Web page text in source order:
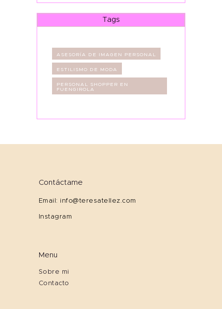
Tags
ASESORÍA DE IMAGEN PERSONAL
ESTILISMO DE MODA
PERSONAL SHOPPER EN
FUENGIROLA
Contáctame
Email: info@teresatellez.com
Instagram
Menu
Sobre mi
Contacto